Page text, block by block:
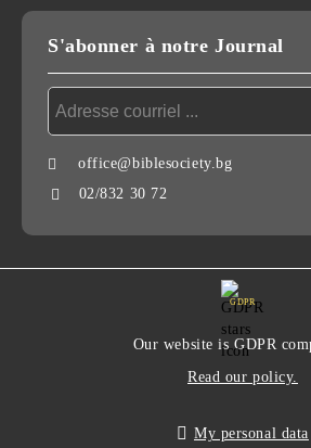
S'abonner à notre Journal
office@biblesociety.bg
02/832 30 72
GDPR
Our website is GDPR
Read our policy.
My personal data